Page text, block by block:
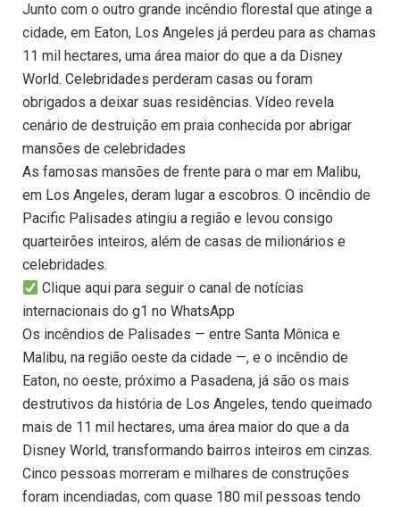
Junto com o outro grande incêndio florestal que atinge a
cidade, em Eaton, Los Angeles já perdeu para as chamas
11 mil hectares, uma área maior do que a da Disney
World. Celebridades perderam casas ou foram
obrigados a deixar suas residências. Vídeo revela
cenário de destruição em praia conhecida por abrigar
mansões de celebridades
As famosas mansões de frente para o mar em Malibu,
em Los Angeles, deram lugar a escobros. O incêndio de
Pacific Palisades atingiu a região e levou consigo
quarteirões inteiros, além de casas de milionários e
celebridades.
Clique aqui para seguir o canal de notícias
internacionais do g1 no WhatsApp
Os incêndios de Palisades — entre Santa Mônica e
Malibu, na região oeste da cidade —, e o incêndio de
Eaton, no oeste, próximo a Pasadena, já são os mais
destrutivos da história de Los Angeles, tendo queimado
mais de 11 mil hectares, uma área maior do que a da
Disney World, transformando bairros inteiros em cinzas.
Cinco pessoas morreram e milhares de construções
foram incendiadas, com quase 180 mil pessoas tendo